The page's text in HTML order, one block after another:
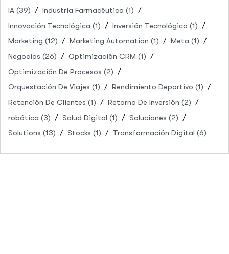
IA (39) Industria Farmacéutica (1)
Innovación Tecnológica (1) Inversión Tecnológica (1)
Marketing (12) Marketing Automation (1) Meta (1)
Negocios (26) Optimización CRM (1)
Optimización De Procesos (2)
Orquestación De Viajes (1) Rendimiento Deportivo (1)
Retención De Clientes (1) Retorno De Inversión (2)
robótica (3) Salud Digital (1) Soluciones (2)
Solutions (13) Stocks (1) Transformación Digital (6)